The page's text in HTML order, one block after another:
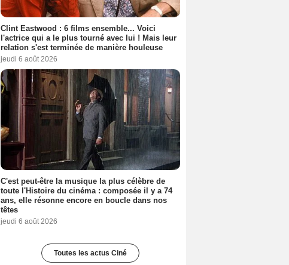
Clint Eastwood : 6 films ensemble... Voici
l'actrice qui a le plus tourné avec lui ! Mais leur
relation s'est terminée de manière houleuse
jeudi 6 août 2026
C'est peut-être la musique la plus célèbre de
toute l'Histoire du cinéma : composée il y a 74
ans, elle résonne encore en boucle dans nos
têtes
jeudi 6 août 2026
Toutes les actus Ciné